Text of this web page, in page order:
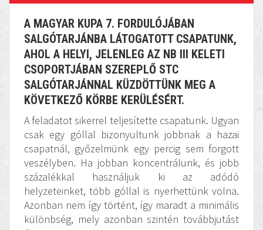
A MAGYAR KUPA 7. FORDULÓJÁBAN
SALGÓTARJÁNBA LÁTOGATOTT CSAPATUNK,
AHOL A HELYI, JELENLEG AZ NB III KELETI
CSOPORTJÁBAN SZEREPLŐ STC
SALGÓTARJÁNNAL KÜZDÖTTÜNK MEG A
KÖVETKEZŐ KÖRBE KERÜLÉSÉRT.
A feladatot sikerrel teljesítette csapatunk. Ugyan
csak egy góllal bizonyultunk jobbnak a hazai
csapatnál, győzelmünk egy percig sem forgott
veszélyben. Ha jobban koncentrálunk, és jobb
százalékkal használjuk ki az adódó
helyzeteinket, több góllal is nyerhettünk volna.
Azonban nem így történt, így maradt a minimális
különbség, mely azonban szintén továbbjutást